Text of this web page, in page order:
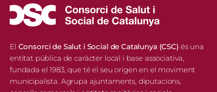
El Consorci de Salut i Social de Catalunya (CSC) és una
entitat pública de caràcter local i base associativa,
fundada el 1983, que té el seu origen en el moviment
municipalista. Agrupa ajuntaments, diputacions,